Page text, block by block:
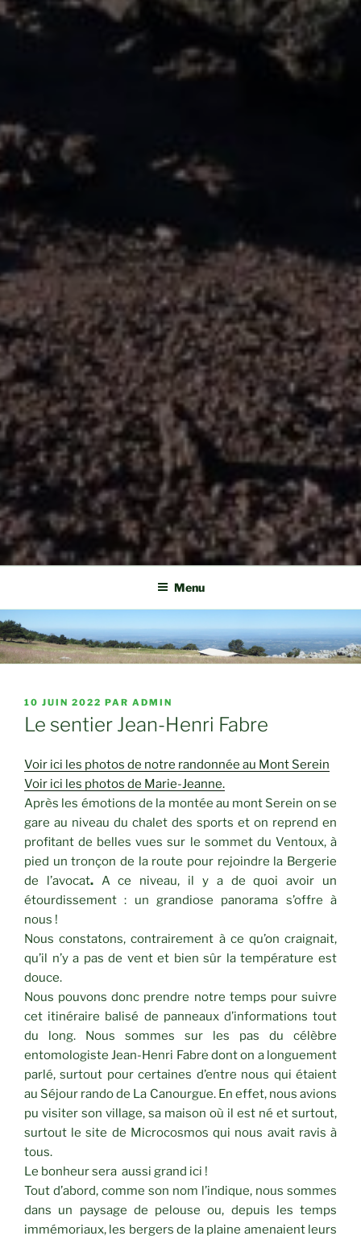
Menu
PUBLIÉ
LE
10 JUIN 2022 PAR ADMIN
Le sentier Jean-Henri Fabre
Voir ici les photos de notre randonnée au Mont Serein
Voir ici les photos de Marie-Jeanne.
Après les émotions de la montée au mont Serein on se
gare au niveau du chalet des sports et on reprend en
profitant de belles vues sur le sommet du Ventoux, à
pied un tronçon de la route pour rejoindre la Bergerie
de l’avocat. A ce niveau, il y a de quoi avoir un
étourdissement : un grandiose panorama s’offre à
nous !
Nous constatons, contrairement à ce qu’on craignait,
qu’il n’y a pas de vent et bien sûr la température est
douce.
Nous pouvons donc prendre notre temps pour suivre
cet itinéraire balisé de panneaux d’informations tout
du long. Nous sommes sur les pas du célèbre
entomologiste Jean-Henri Fabre dont on a longuement
parlé, surtout pour certaines d’entre nous qui étaient
au Séjour rando de La Canourgue. En effet, nous avions
pu visiter son village, sa maison où il est né et surtout,
surtout le site de Microcosmos qui nous avait ravis à
tous.
Le bonheur sera aussi grand ici !
Tout d’abord, comme son nom l’indique, nous sommes
dans un paysage de pelouse ou, depuis les temps
immémoriaux, les bergers de la plaine amenaient leurs